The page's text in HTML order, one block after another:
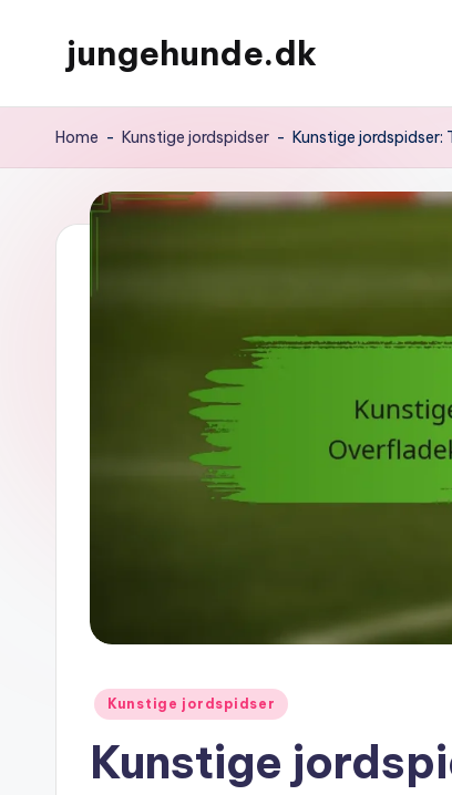
jungehunde.dk
Home - Kunstige jordspidser - Kunstige
Posted
Kunstige jordspidser
Kunstige